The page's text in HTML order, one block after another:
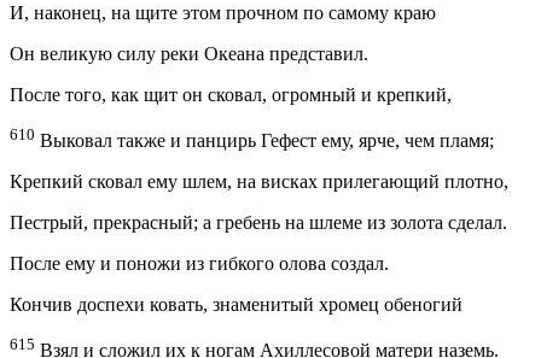
И, наконец, на щите этом прочном по самому краю
Он великую силу реки Океана представил.
После того, как щит он сковал, огромный и крепкий,
610 Выковал также и панцирь Гефест ему, ярче, чем пламя;
Крепкий сковал ему шлем, на висках прилегающий плотно,
Пестрый, прекрасный; а гребень на шлеме из золота сделал.
После ему и поножи из гибкого олова создал.
Кончив доспехи ковать, знаменитый хромец обеногий
615 Взял и сложил их к ногам Ахиллесовой матери наземь.